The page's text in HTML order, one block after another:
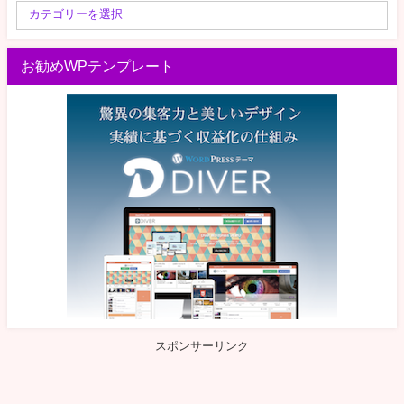
お勧めWPテンプレート
スポンサーリンク